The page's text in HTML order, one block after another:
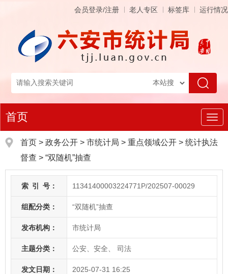
会员登录/注册 老人专区 标签库 运行情况
导
航
首页
首页 > 政务公开 > 市统计局 > 重点领域公开 > 统计执法
督查 > “双随机”抽查
索 引 号： 11341400003224771P/202507-00029
组配分类： “双随机”抽查
发布机构： 市统计局
主题分类： 公安、安全、 司法
发文日期： 2025-07-31 16:25